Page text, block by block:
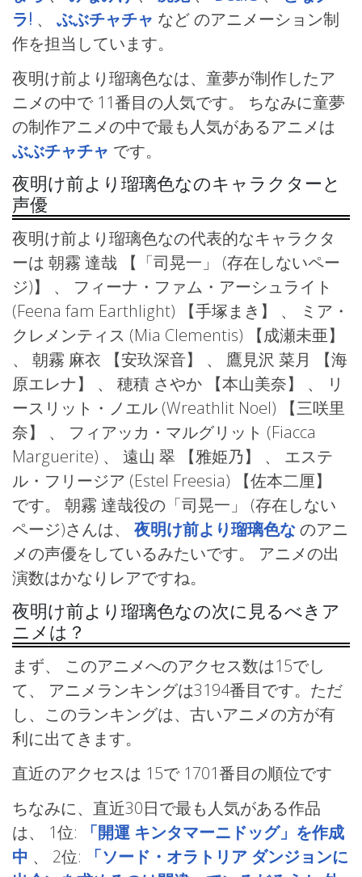
ラ! 、 ぶぶチャチャ などのアニメーション制
作を担当しています。
夜明け前より瑠璃色なは、童夢が制作したア
ニメの中で 11番目の人気です。 ちなみに童夢
の制作アニメの中で最も人気があるアニメは
ぶぶチャチャ です。
夜明け前より瑠璃色なのキャラクターと
声優
夜明け前より瑠璃色なの代表的なキャラクタ
ーは 朝霧 達哉
【「司晃一」 (存在しないペー
ジ)】 、 フィーナ・ファム・アーシュライト
(Feena fam Earthlight)
【手塚まき】 、 ミア・
クレメンティス (Mia Clementis)
【成瀬未亜】
、 朝霧 麻衣
【安玖深音】 、 鷹見沢 菜月
【海
原エレナ】 、 穂積 さやか
【本山美奈】 、 リ
ースリット・ノエル (Wreathlit Noel)
【三咲里
奈】 、 フィアッカ・マルグリット (Fiacca
Marguerite) 、 遠山 翠
【雅姫乃】 、 エステ
ル・フリージア (Estel Freesia)
【佐本二厘】
です。 朝霧 達哉役の「司晃一」 (存在しない
ページ)さんは、 夜明け前より瑠璃色なのアニ
メの声優をしているみたいです。 アニメの出
演数はかなりレアですね。
夜明け前より瑠璃色なの次に見るべきア
ニメは？
まず、 このアニメへのアクセス数は15でし
て、 アニメランキングは3194番目です。ただ
し、このランキングは、古いアニメの方が有
利に出てきます。
直近のアクセスは 15で 1701番目の順位です
ちなみに、直近30日で最も人気がある作品
は、 1位:
「開運 キンタマーニドッグ」を作成
中 、 2位:
「ソード・オラトリア ダンジョンに